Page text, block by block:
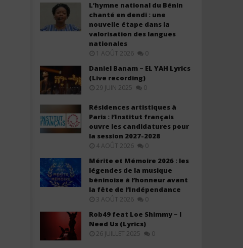
Biographie de Didi B : âge, origine,
carrière, Kiff No Beat, albums,
fortune et parcours du roi du rap
ivoirien
Stone
Didi B rejoint la
27
janvier
2026
Stone
L’hymne national du Bénin
chanté en dendi : une
nouvelle étape dans la
valorisation des langues
nationales
1 AOÛT 2026 0
Daniel Banam – EL YAH Lyrics
(Live recording)
29 JUIN 2025 0
Résidences artistiques à
Paris : l’Institut français
ouvre les candidatures pour
la session 2027-2028
4 AOÛT 2026 0
Mérite et Mémoire 2026 : les
légendes de la musique
béninoise à l’honneur avant
la fête de l’Indépendance
3 AOÛT 2026 0
Rob49 feat Loe Shimmy – I
Need Us (Lyrics)
26 JUILLET 2025 0